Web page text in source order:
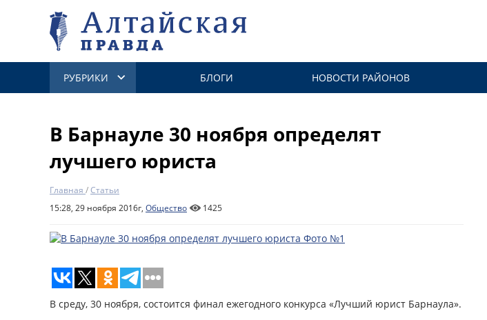
РУБРИКИ БЛОГИ НОВОСТИ РАЙОНОВ
В Барнауле 30 ноября определят
лучшего юриста
Главная /Статьи
15:28, 29 ноября 2016г, Общество 1425
В среду, 30 ноября, состоится финал ежегодного конкурса «Лучший юрист Барнаула».